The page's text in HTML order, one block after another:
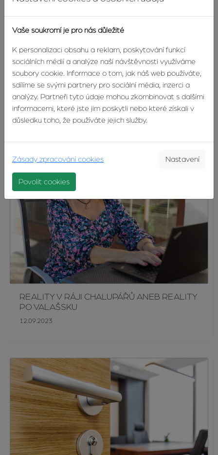
MAKLÉŘEM NA ZKOUŠKU!
27.09.2023
REALITY V RÁJI CHALUPÁŘŮ ANEB REALITY
PO VALAŠSKU
12.09.2023
Vaše soukromí je pro nás důležité
K personalizaci obsahu a reklam, poskytování funkcí
sociálních médií a analýze naší návštěvnosti využíváme
soubory cookie. Informace o tom, jak náš web používáte,
sdílíme se svými partnery pro sociální média, inzerci a
analýzy. Partneři tyto údaje mohou zkombinovat s dalšími
informacemi, které jste jim poskytli nebo které získali v
důsledku toho, že používáte jejich služby.
Zásady zpracování cookies Nastavení
Povolit cookies